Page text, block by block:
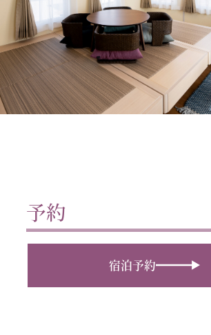
予約
宿泊予約